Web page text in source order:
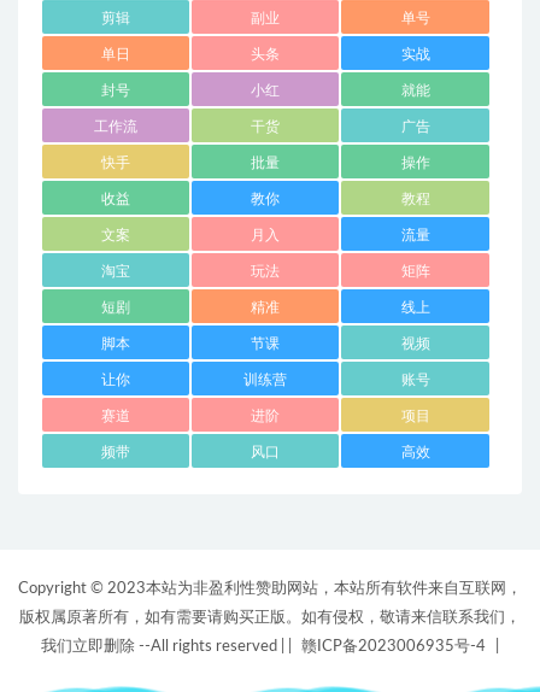
剪辑 副业 单号
单日 头条 实战
封号 小红 就能
工作流 干货 广告
快手 批量 操作
收益 教你 教程
文案 月入 流量
淘宝 玩法 矩阵
短剧 精准 线上
脚本 节课 视频
让你 训练营 账号
赛道 进阶 项目
频带 风口 高效
Copyright © 2023本站为非盈利性赞助网站，本站所有软件来自互联网，
版权属原著所有，如有需要请购买正版。如有侵权，敬请来信联系我们，
我们立即删除 --All rights reserved |
赣ICP备2023006935号-4